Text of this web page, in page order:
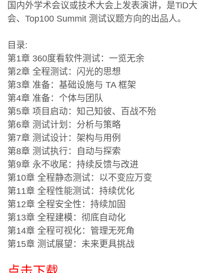
国内外学术会议或技术大会上发表演讲，是TiD大
会、Top100 Summit 测试议题方向的出品人。
目录:
第1章 360度看软件测试：一览无余
第2章 全程测试：闪光的思想
第3章 准备：基础设施与 TA 框架
第4章 准备：个体与团队
第5章 项目启动：知己知彼、百战不殆
第6章 测试计划：分析与策略
第7章 测试设计：架构与用例
第8章 测试执行：自动与探索
第9章 永不收尾：持续反馈与改进
第10章 全程静态测试：以不变应万变
第11章 全程性能测试：持续优化
第12章 全程安全性：持续加固
第13章 全程建模：彻底自动化
第14章 全程可视化：管理无死角
第15章 测试展望：未来更具挑战